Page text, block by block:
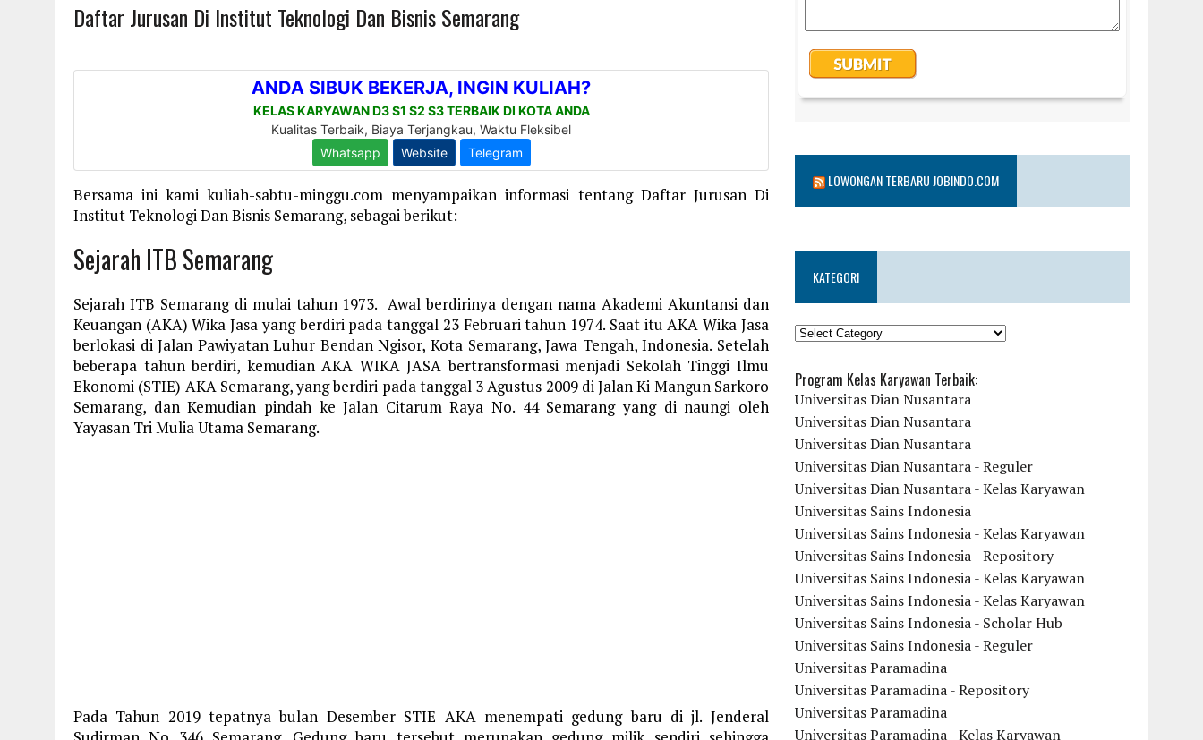
Daftar Jurusan Di Institut Teknologi Dan Bisnis Semarang
Bersama ini kami kuliah-sabtu-minggu.com menyampaikan informasi tentang Daftar Jurusan Di
Institut Teknologi Dan Bisnis Semarang, sebagai berikut:
Sejarah ITB Semarang
Sejarah ITB Semarang di mulai tahun 1973. Awal berdirinya dengan nama Akademi Akuntansi dan
Keuangan (AKA) Wika Jasa yang berdiri pada tanggal 23 Februari tahun 1974. Saat itu AKA Wika Jasa
berlokasi di Jalan Pawiyatan Luhur Bendan Ngisor, Kota Semarang, Jawa Tengah, Indonesia. Setelah
beberapa tahun berdiri, kemudian AKA WIKA JASA bertransformasi menjadi Sekolah Tinggi Ilmu
Ekonomi (STIE) AKA Semarang, yang berdiri pada tanggal 3 Agustus 2009 di Jalan Ki Mangun Sarkoro
Semarang, dan Kemudian pindah ke Jalan Citarum Raya No. 44 Semarang yang di naungi oleh
Yayasan Tri Mulia Utama Semarang.
Pada Tahun 2019 tepatnya bulan Desember STIE AKA menempati gedung baru di jl. Jenderal
LOWONGAN TERBARU JOBINDO.COM
KATEGORI
KATEGORI
Program Kelas Karyawan Terbaik:
Universitas Dian Nusantara
Universitas Dian Nusantara
Universitas Dian Nusantara
Universitas Dian Nusantara - Reguler
Universitas Dian Nusantara - Kelas Karyawan
Universitas Sains Indonesia
Universitas Sains Indonesia - Kelas Karyawan
Universitas Sains Indonesia - Repository
Universitas Sains Indonesia - Kelas Karyawan
Universitas Sains Indonesia - Kelas Karyawan
Universitas Sains Indonesia - Scholar Hub
Universitas Sains Indonesia - Reguler
Universitas Paramadina
Universitas Paramadina - Repository
Universitas Paramadina
Universitas Paramadina - Kelas Karyawan